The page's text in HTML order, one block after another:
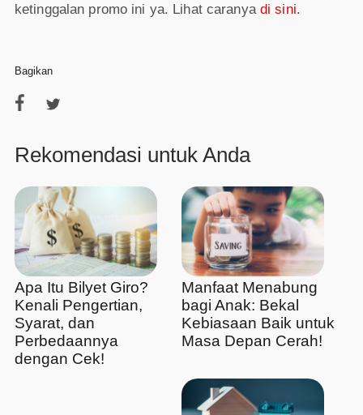
ketinggalan promo ini ya. Lihat caranya di sini.
Bagikan
Rekomendasi untuk Anda
Apa Itu Bilyet Giro?
Kenali Pengertian,
Syarat, dan
Perbedaannya
dengan Cek!
Manfaat Menabung
bagi Anak: Bekal
Kebiasaan Baik untuk
Masa Depan Cerah!